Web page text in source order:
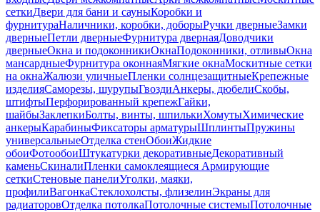
сеткиДвери для бани и сауныКоробки и
фурнитураНаличники, коробки, доборыРучки дверныеЗамки
дверныеПетли дверныеФурнитура двернаяДоводчики
дверныеОкна и подоконникиОкнаПодоконники, отливыОкна
мансардныеФурнитура оконнаяМягкие окнаМоскитные сетки
на окнаЖалюзи уличныеПленки солнцезащитныеКрепежные
изделияСаморезы, шурупыГвоздиАнкеры, дюбелиСкобы,
штифтыПерфорированный крепежГайки,
шайбыЗаклепкиБолты, винты, шпилькиХомутыХимические
анкерыКарабиныФиксаторы арматурыШплинтыПружины
универсальныеОтделка стенОбоиЖидкие
обоиФотообоиШтукатурки декоративныеДекоративный
каменьСкиналиПленки самоклеящиеся Армирующие
сеткиСтеновые панелиУголки, маяки,
профилиВагонкаСтеклохолсты, флизелинЭкраны для
радиаторовОтделка потолкаПотолочные системыПотолочные